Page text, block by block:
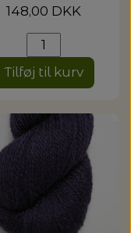
148,00 DKK
Tilføj til kurv